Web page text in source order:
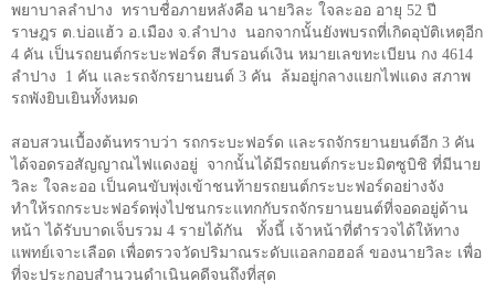
พยาบาลลำปาง ทราบชื่อภายหลังคือ นายวิละ ใจละออ อายุ 52 ปี
ราษฎร ต.บ่อแฮ้ว อ.เมือง จ.ลำปาง นอกจากนั้นยังพบรถที่เกิดอุบัติเหตุอีก
4 คัน เป็นรถยนต์กระบะฟอร์ด สีบรอนด์เงิน หมายเลขทะเบียน กง 4614
ลำปาง
1 คัน และรถจักรยานยนต์ 3 คัน
ล้มอยู่กลางแยกไฟแดง สภาพ
รถพังยิบเยินทั้งหมด
สอบสวนเบื้องต้นทราบว่า รถกระบะฟอร์ด และรถจักรยานยนต์อีก 3 คัน
ได้จอดรอสัญญาณไฟแดงอยู่
จากนั้นได้มีรถยนต์กระบะมิตซูบิชิ ที่มีนาย
วิละ ใจละออ เป็นคนขับพุ่งเข้าชนท้ายรถยนต์กระบะฟอร์ดอย่างจัง
ทำให้รถกระบะฟอร์ดพุ่งไปชนกระแทกกับรถจักรยานยนต์ที่จอดอยู่ด้าน
หน้า ได้รับบาดเจ็บรวม 4 รายได้กัน
ทั้งนี้ เจ้าหน้าที่ตำรวจได้ให้ทาง
แพทย์เจาะเลือด เพื่อตรวจวัดปริมาณระดับแอลกอฮอล์ ของนายวิละ เพื่อ
ที่จะประกอบสำนวนดำเนินคดีจนถึงที่สุด